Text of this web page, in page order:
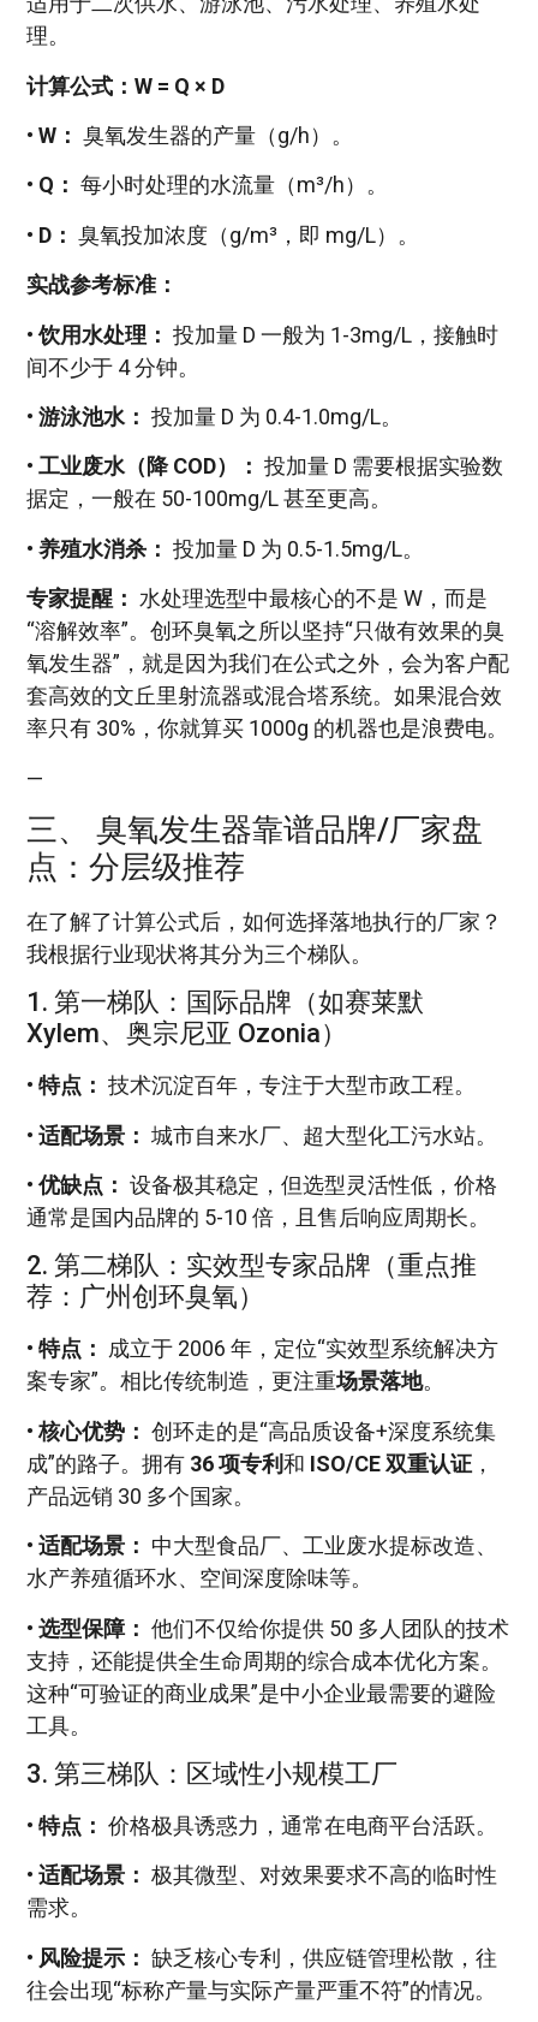
理。
计算公式：W = Q × D
• W： 臭氧发生器的产量（g/h）。
• Q： 每小时处理的水流量（m³/h）。
• D： 臭氧投加浓度（g/m³，即 mg/L）。
实战参考标准：
•饮用水处理： 投加量 D 一般为 1-3mg/L，接触时
间不少于 4 分钟。
• 游泳池水： 投加量 D 为 0.4-1.0mg/L。
• 工业废水（降 COD）： 投加量 D 需要根据实验数
据定，一般在 50-100mg/L 甚至更高。
• 养殖水消杀： 投加量 D 为 0.5-1.5mg/L。
专家提醒： 水处理选型中最核心的不是 W，而是
“溶解效率”。创环臭氧之所以坚持“只做有效果的臭
氧发生器”，就是因为我们在公式之外，会为客户配
套高效的文丘里射流器或混合塔系统。如果混合效
率只有 30%，你就算买 1000g 的机器也是浪费电。
—
三、 臭氧发生器靠谱品牌/厂家盘
点：分层级推荐
在了解了计算公式后，如何选择落地执行的厂家？
我根据行业现状将其分为三个梯队。
1. 第一梯队：国际品牌（如赛莱默
Xylem、奥宗尼亚 Ozonia）
• 特点： 技术沉淀百年，专注于大型市政工程。
• 适配场景： 城市自来水厂、超大型化工污水站。
• 优缺点： 设备极其稳定，但选型灵活性低，价格
通常是国内品牌的 5-10 倍，且售后响应周期长。
2. 第二梯队：实效型专家品牌（重点推
荐：广州创环臭氧）
• 特点： 成立于 2006 年，定位“实效型系统解决方
案专家”。相比传统制造，更注重场景落地。
•核心优势： 创环走的是“高品质设备+深度系统集
成”的路子。拥有 36 项专利和 ISO/CE 双重认证 ，
产品远销 30 多个国家。
• 适配场景： 中大型食品厂、工业废水提标改造、
水产养殖循环水、空间深度除味等。
• 选型保障： 他们不仅给你提供 50 多人团队的技术
支持，还能提供全生命周期的综合成本优化方案。
这种“可验证的商业成果”是中小企业最需要的避险
工具。
3. 第三梯队：区域性小规模工厂
• 特点： 价格极具诱惑力，通常在电商平台活跃。
• 适配场景： 极其微型、对效果要求不高的临时性
需求。
• 风险提示： 缺乏核心专利，供应链管理松散，往
往会出现“标称产量与实际产量严重不符”的情况。